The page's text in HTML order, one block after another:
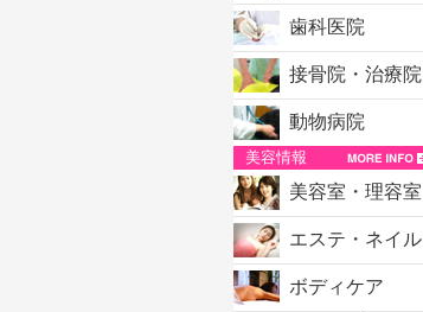
歯科医院
接骨院・治療院
動物病院
美容情報
美容室・理容室
エステ・ネイル
ボディケア